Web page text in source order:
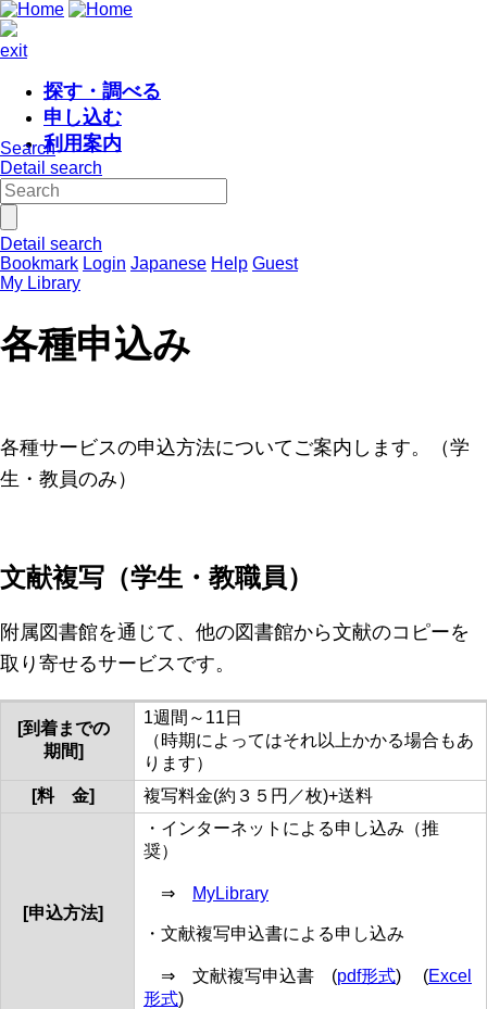
exit
探す・調べる
申し込む
利用案内
Search
Detail search
Detail search
Bookmark Login Japanese Help Guest
My Library
各種申込み
各種サービスの申込方法についてご案内します。（学
生・教員のみ）
文献複写（学生・教職員）
附属図書館を通じて、他の図書館から文献のコピーを
取り寄せるサービスです。
[到着までの
期間]
1週間～11日
（時期によってはそれ以上かかる場合もあ
ります）
[料 金]
複写料金(約３５円／枚)+送料
[申込方法]
・インターネットによる申し込み（推
奨）
⇒ MyLibrary
・文献複写申込書による申し込み
⇒ 文献複写申込書 (pdf形式) (Excel
形式)